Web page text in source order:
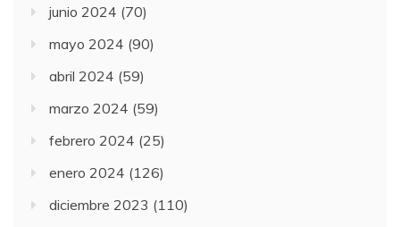
junio 2024 (70)
mayo 2024 (90)
abril 2024 (59)
marzo 2024 (59)
febrero 2024 (25)
enero 2024 (126)
diciembre 2023 (110)